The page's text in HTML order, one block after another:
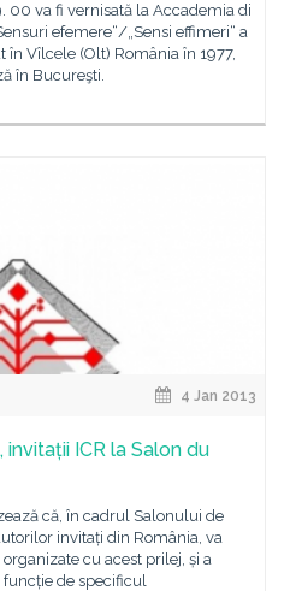
00 va fi vernisată la Accademia di
efemere“/„Sensi effimeri“ a
Vîlcele (Olt) România în 1977,
în Bucureşti.
4 Jan 2013
invitații ICR la Salon du
că, în cadrul Salonului de
invitați din România, va
cu acest prilej, și a
de specificul